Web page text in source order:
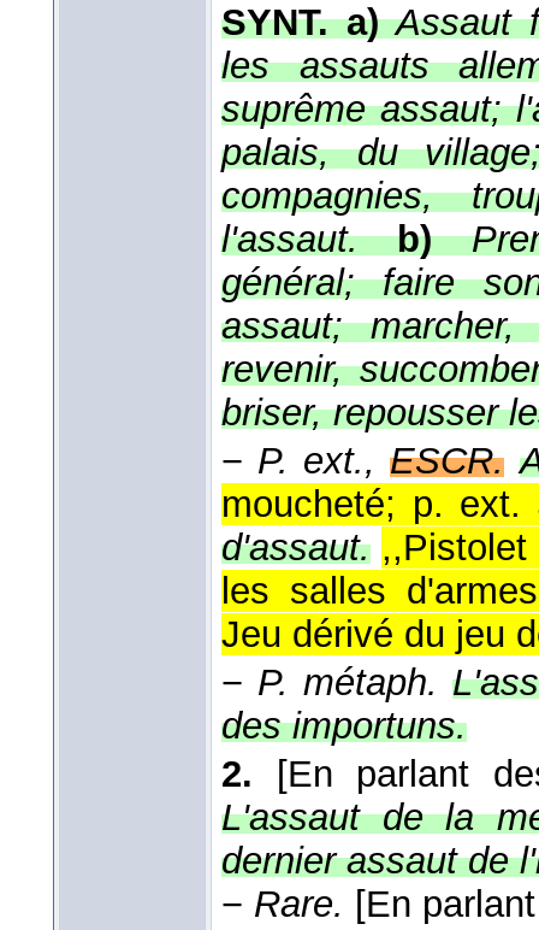
SYNT. a)Assaut
les assauts
suprême assaut;
palais, du
compagnies,
l'assaut.b)
général; faire
assaut;
revenir,
briser, repousser
− P. ext., ESCR.
moucheté; p. ext.
d'assaut. ,,Pistolet
les salles
Jeu dérivé du jeu
− P. métaph.
des importuns.
2.
[En parlant
L'assaut de la
dernier assaut de
− Rare. [En